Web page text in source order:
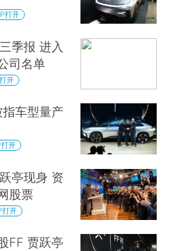
打开
季报 进入
司名单
开
车型量产
开
亭现身 资
股票
打开
FF 贾跃亭